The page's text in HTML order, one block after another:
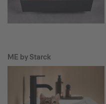
ME by Starck